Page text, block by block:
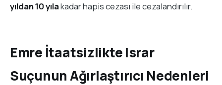
yıldan 10 yılakadar hapis cezası ile cezalandırılır.
Emre İtaatsizlikte Israr
Suçunun Ağırlaştırıcı Nedenleri